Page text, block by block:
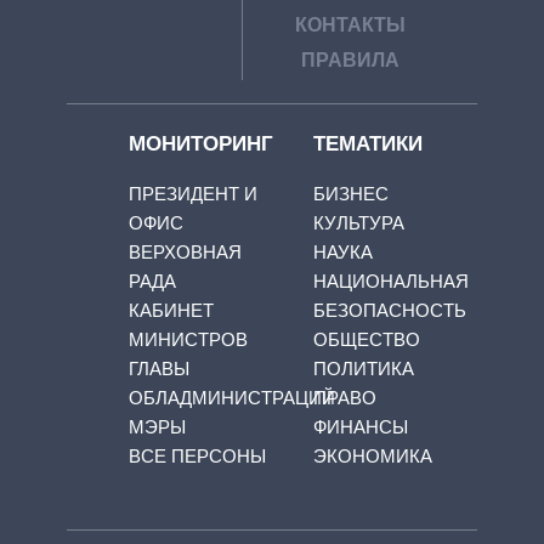
КОНТАКТЫ
ПРАВИЛА
МОНИТОРИНГ
ПРЕЗИДЕНТ И
ОФИС
ВЕРХОВНАЯ
РАДА
КАБИНЕТ
МИНИСТРОВ
ГЛАВЫ
ОБЛАДМИНИСТРАЦИЙ
МЭРЫ
ВСЕ ПЕРСОНЫ
ТЕМАТИКИ
БИЗНЕС
КУЛЬТУРА
НАУКА
НАЦИОНАЛЬНАЯ
БЕЗОПАСНОСТЬ
ОБЩЕСТВО
ПОЛИТИКА
ПРАВО
ФИНАНСЫ
ЭКОНОМИКА